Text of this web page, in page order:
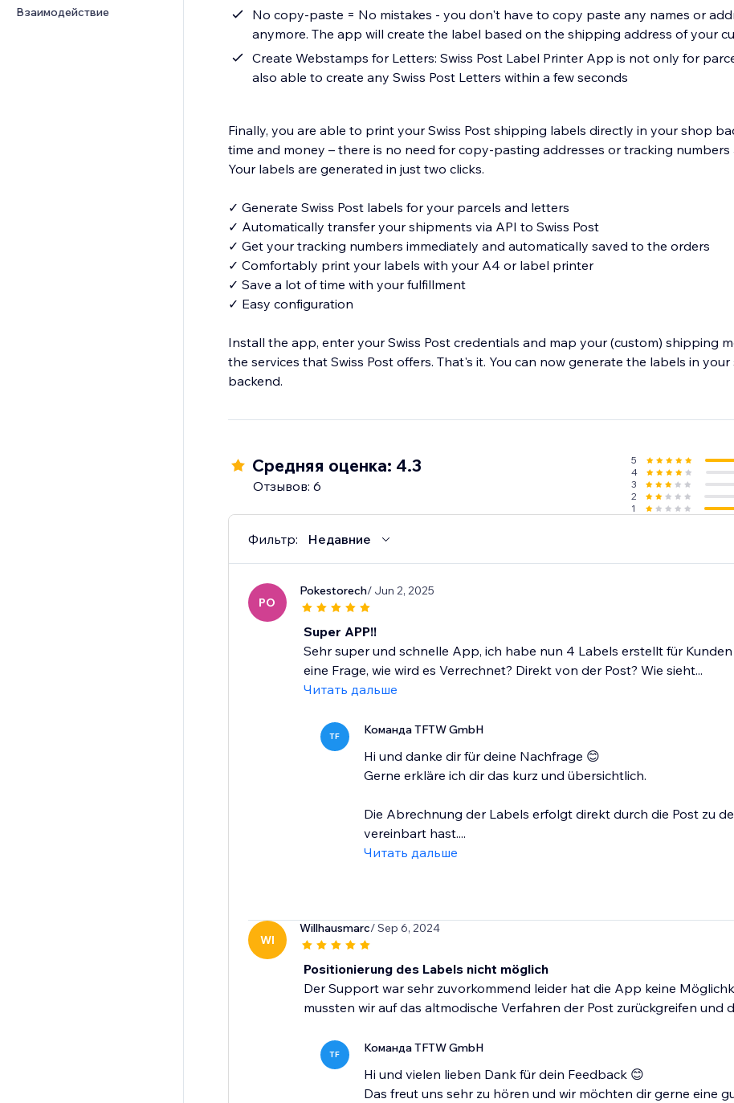
Взаимодействие
No copy-paste = No mistakes - you don't have to copy paste any names or
anymore. The app will create the label based on the shipping address of your
Create Webstamps for Letters: Swiss Post Label Printer App is not only for
also able to create any Swiss Post Letters within a few seconds
Finally, you are able to print your Swiss Post shipping labels directly in your shop
time and money – there is no need for copy-pasting addresses or tracking numbers
Your labels are generated in just two clicks.
✓ Generate Swiss Post labels for your parcels and letters
✓ Automatically transfer your shipments via API to Swiss Post
✓ Get your tracking numbers immediately and automatically saved to the orders
✓ Comfortably print your labels with your A4 or label printer
✓ Save a lot of time with your fulfillment
✓ Easy configuration
Install the app, enter your Swiss Post credentials and map your (custom) shipping
the services that Swiss Post offers. That's it. You can now generate the labels in your
backend.
Средняя оценка: 4.3
Отзывов: 6
5
4
3
2
1
Фильтр: Недавние
PO
Pokestorech/ Jun 2, 2025
Super APP!!
Sehr super und schnelle App, ich habe nun 4 Labels erstellt für
eine Frage, wie wird es Verrechnet? Direkt von der Post? Wie sieht...
Читать дальше
TF Команда TFTW GmbH
Hi und danke dir für deine Nachfrage 😊
Gerne erkläre ich dir das kurz und übersichtlich.
Die Abrechnung der Labels erfolgt direkt durch die Post zu
vereinbart hast....
Читать дальше
WI
Willhausmarc/ Sep 6, 2024
Positionierung des Labels nicht möglich
Der Support war sehr zuvorkommend leider hat die App keine
mussten wir auf das altmodische Verfahren der Post zurückgreifen und
TF Команда TFTW GmbH
Hi und vielen lieben Dank für dein Feedback 😊
Das freut uns sehr zu hören und wir möchten dir gerne eine